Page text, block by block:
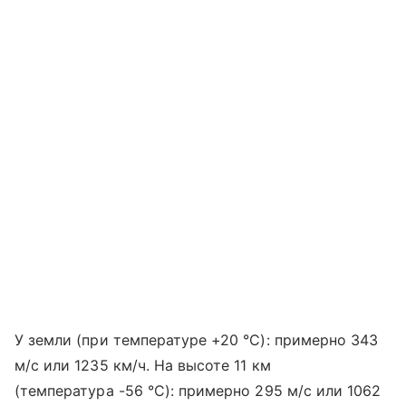
У земли (при температуре +20 °C): примерно 343
м/с или 1235 км/ч. На высоте 11 км
(температура -56 °C): примерно 295 м/с или 1062